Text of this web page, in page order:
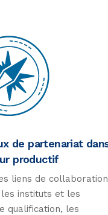
de partenariat
productif
liens de collaboration
instituts et les
qualification, les